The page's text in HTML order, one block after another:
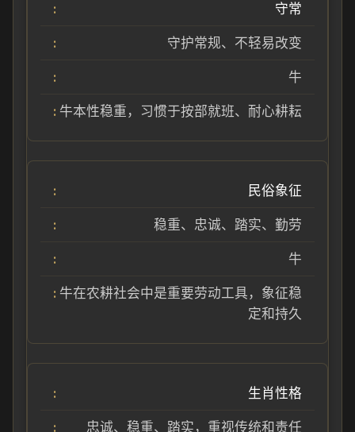
守常
守护常规、不轻易改变
牛
牛本性稳重，习惯于按部就班、耐心耕耘
民俗象征
稳重、忠诚、踏实、勤劳
牛
牛在农耕社会中是重要劳动工具，象征稳
定和持久
生肖性格
忠诚、稳重、踏实，重视传统和责任